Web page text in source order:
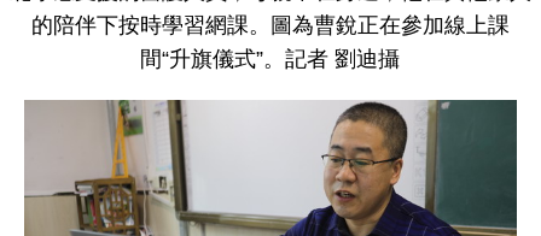
的陪伴下按時學習網課。圖為曹銳正在參加線上課
間“升旗儀式”。記者 劉迪攝